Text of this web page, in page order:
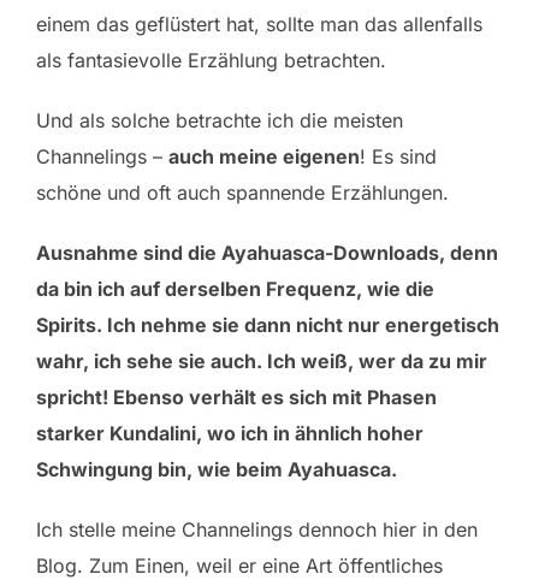
einem das geflüstert hat, sollte man das allenfalls
als fantasievolle Erzählung betrachten.
Und als solche betrachte ich die meisten
Channelings – auch meine eigenen! Es sind
schöne und oft auch spannende Erzählungen.
Ausnahme sind die Ayahuasca-Downloads, denn
da bin ich auf derselben Frequenz, wie die
Spirits. Ich nehme sie dann nicht nur energetisch
wahr, ich sehe sie auch. Ich weiß, wer da zu mir
spricht! Ebenso verhält es sich mit Phasen
starker Kundalini, wo ich in ähnlich hoher
Schwingung bin, wie beim Ayahuasca.
Ich stelle meine Channelings dennoch hier in den
Blog. Zum Einen, weil er eine Art öffentliches